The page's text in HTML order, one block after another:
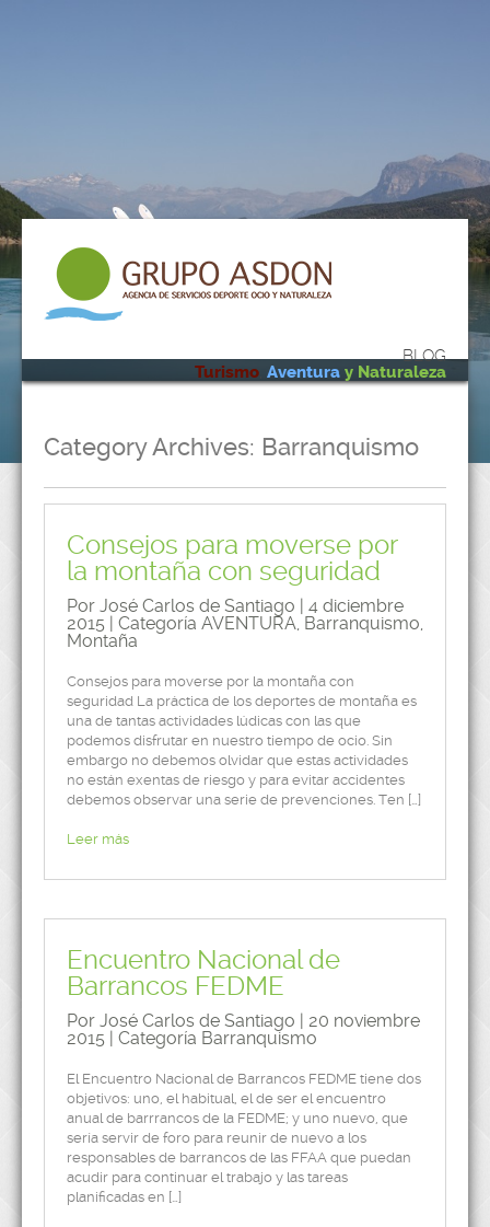
BLOG
Turismo Aventura y Naturaleza
Category Archives: Barranquismo
Consejos para moverse por
la montaña con seguridad
Por José Carlos de Santiago | 4 diciembre
2015 | Categoría AVENTURA, Barranquismo,
Montaña
Consejos para moverse por la montaña con
seguridad La práctica de los deportes de montaña es
una de tantas actividades lúdicas con las que
podemos disfrutar en nuestro tiempo de ocio. Sin
embargo no debemos olvidar que estas actividades
no están exentas de riesgo y para evitar accidentes
debemos observar una serie de prevenciones. Ten […]
Leer más
Encuentro Nacional de
Barrancos FEDME
Por José Carlos de Santiago | 20 noviembre
2015 | Categoría Barranquismo
El Encuentro Nacional de Barrancos FEDME tiene dos
objetivos: uno, el habitual, el de ser el encuentro
anual de barrrancos de la FEDME; y uno nuevo, que
sería servir de foro para reunir de nuevo a los
responsables de barrancos de las FFAA que puedan
acudir para continuar el trabajo y las tareas
planificadas en […]